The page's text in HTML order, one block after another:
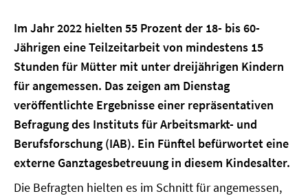
Im Jahr 2022 hielten 55 Prozent der 18- bis 60-
Jährigen eine Teilzeitarbeit von mindestens 15
Stunden für Mütter mit unter dreijährigen Kindern
für angemessen. Das zeigen am Dienstag
veröffentlichte Ergebnisse einer repräsentativen
Befragung des Instituts für Arbeitsmarkt- und
Berufsforschung (IAB). Ein Fünftel befürwortet eine
externe Ganztagesbetreuung in diesem Kindesalter.
Die Befragten hielten es im Schnitt für angemessen,